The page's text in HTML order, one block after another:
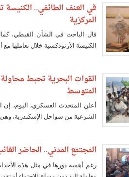
في العنف الطائفي..
المركزية
قال الباحث في الشأن القبطي،
الكنيسة الأرثوذكسية خلال تعاملها
القوات البحرية تحبط
المتوسط
أعلن المتحدث العسكري، اليوم، إن
الشرعية من سواحل الإسكندرية، وهي
المجتمع المدني.. الحاضر
رغم أهمية دورها في مثل هذه